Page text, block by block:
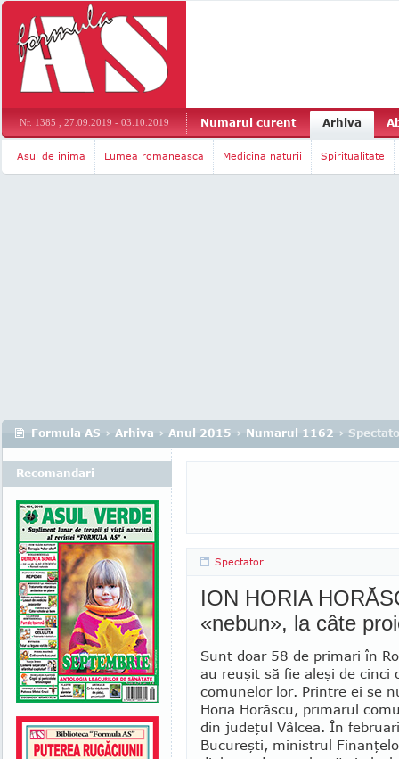
Nr. 1385 , 27.09.2019 - 03.10.2019 Numarul curent Arhiva
Asul de inima Lumea romaneasca Medicina naturii Spiritualitate
Formula AS › Arhiva › Anul 2015 › Numarul 1162 ›
Spectator
ION HORIA
«nebun», la câte
Sunt doar 58 de primari în
au reuşit să fie aleşi de cinci
co­mu­nelor lor. Printre ei se
Ho­ria Horăscu, primarul
din judeţul Vâlcea. În
Bucureşti, ministrul
Recomandari